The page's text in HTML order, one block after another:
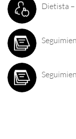
Dietista